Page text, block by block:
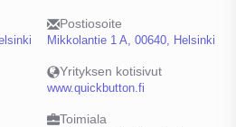
Postiosoite
Mikkolantie 1 A, 00640, Helsinki
Yrityksen kotisivut
www.quickbutton.fi
Toimiala